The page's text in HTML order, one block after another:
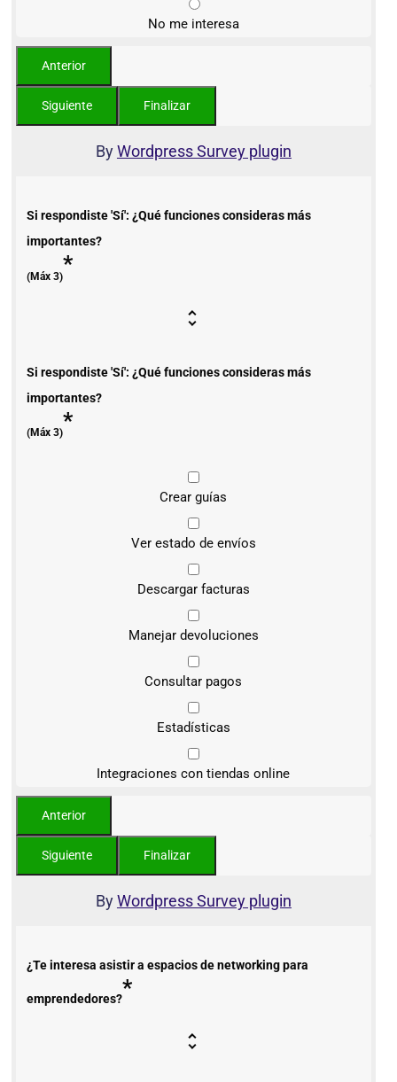
No me interesa
ByWordpress Survey plugin
Si respondiste 'Sí': ¿Qué funciones consideras más
importantes?
(Máx 3)*
Si respondiste 'Sí': ¿Qué funciones consideras más
importantes?
(Máx 3)*
Crear guías
Ver estado de envíos
Descargar facturas
Manejar devoluciones
Consultar pagos
Estadísticas
Integraciones con tiendas online
ByWordpress Survey plugin
¿Te interesa asistir a espacios de networking para
emprendedores?*